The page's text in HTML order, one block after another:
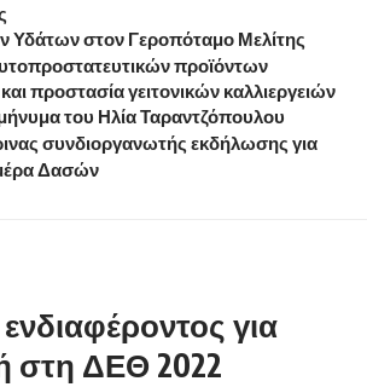
Υδάτων στον Γεροπόταμο Μελίτης
προϊόντων
προστασία γειτονικών καλλιεργειών
του Ηλία Ταραντζόπουλου
συνδιοργανωτής εκδήλωσης για
Δασών
για
στη ΔΕΘ 2022